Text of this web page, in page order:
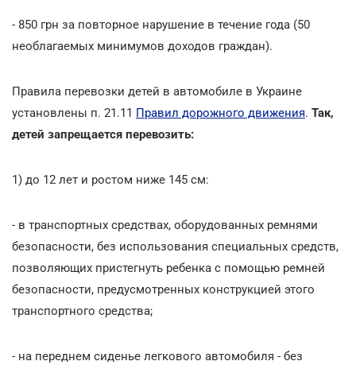
- 850 грн за повторное нарушение в течение года (50
необлагаемых минимумов доходов граждан).
Правила перевозки детей в автомобиле в Украине
установлены п. 21.11 Правил дорожного движения. Так,
детей запрещается перевозить:
1) до 12 лет и ростом ниже 145 см:
- в транспортных средствах, оборудованных ремнями
безопасности, без использования специальных средств,
позволяющих пристегнуть ребенка с помощью ремней
безопасности, предусмотренных конструкцией этого
транспортного средства;
- на переднем сиденье легкового автомобиля - без